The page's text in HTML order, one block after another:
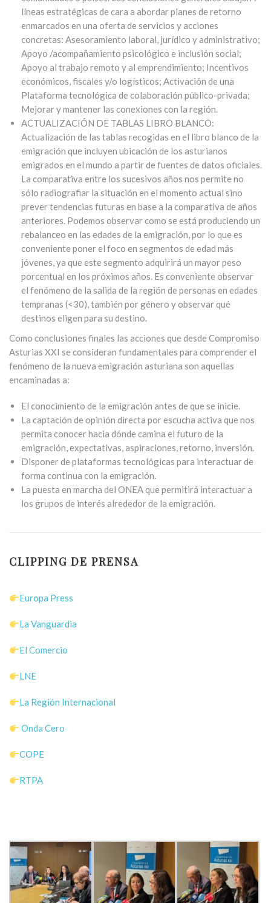
líneas estratégicas de cara a abordar planes de retorno
enmarcados en una oferta de servicios y acciones
concretas: Asesoramiento laboral, jurídico y administrativo;
Apoyo /acompañamiento psicológico e inclusión social;
Apoyo al trabajo remoto y al emprendimiento; Incentivos
económicos, fiscales y/o logísticos; Activación de una
Plataforma tecnológica de colaboración público-privada;
Mejorar y mantener las conexiones con la región.
ACTUALIZACIÓN DE TABLAS LIBRO BLANCO:
Actualización de las tablas recogidas en el libro blanco de la
emigración que incluyen ubicación de los asturianos
emigrados en el mundo a partir de fuentes de datos oficiales.
La comparativa entre los sucesivos años nos permite no
sólo radiografiar la situación en el momento actual sino
prever tendencias futuras en base a la comparativa de años
anteriores. Podemos observar como se está produciendo un
rebalanceo en las edades de la emigración, por lo que es
conveniente poner el foco en segmentos de edad más
jóvenes, ya que este segmento adquirirá un mayor peso
porcentual en los próximos años. Es conveniente observar
el fenómeno de la salida de la región de personas en edades
tempranas (<30), también por género y observar qué
destinos eligen para su destino.
Como conclusiones finales las acciones que desde Compromiso
Asturias XXI se consideran fundamentales para comprender el
fenómeno de la nueva emigración asturiana son aquellas
encaminadas a:
El conocimiento de la emigración antes de que se inicie.
La captación de opinión directa por escucha activa que nos
permita conocer hacia dónde camina el futuro de la
emigración, expectativas, aspiraciones, retorno, inversión.
Disponer de plataformas tecnológicas para interactuar de
forma continua con la emigración.
La puesta en marcha del ONEA que permitirá interactuar a
los grupos de interés alrededor de la emigración.
CLIPPING DE PRENSA
Europa Press
La Vanguardia
El Comercio
LNE
La Región Internacional
Onda Cero
COPE
RTPA